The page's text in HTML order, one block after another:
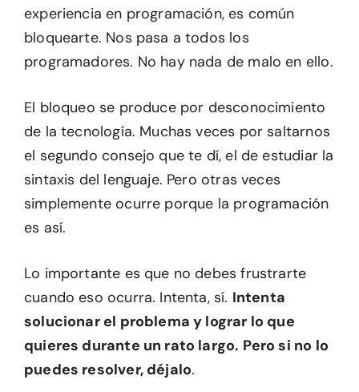
experiencia en programación, es común
bloquearte. Nos pasa a todos los
programadores. No hay nada de malo en ello.
El bloqueo se produce por desconocimiento
de la tecnología. Muchas veces por saltarnos
el segundo consejo que te dí, el de estudiar la
sintaxis del lenguaje. Pero otras veces
simplemente ocurre porque la programación
es así.
Lo importante es que no debes frustrarte
cuando eso ocurra. Intenta, sí. Intenta
solucionar el problema y lograr lo que
quieres durante un rato largo. Pero si no lo
puedes resolver, déjalo.